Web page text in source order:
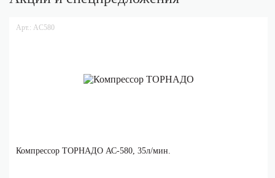
Арт.: AC580
Компрессор ТОРНАДО АС-580, 35л/мин.